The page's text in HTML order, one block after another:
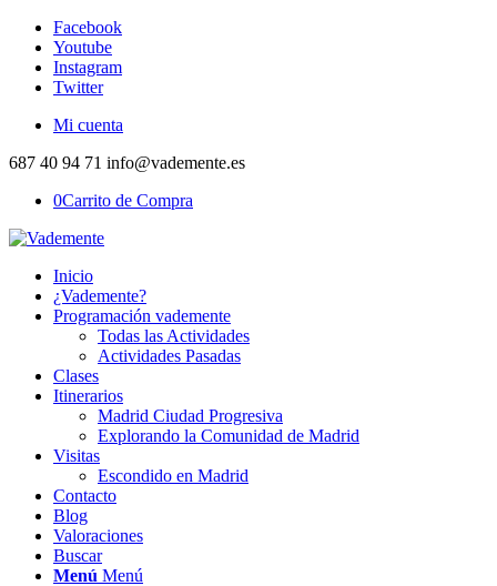
Facebook
Youtube
Instagram
Twitter
Mi cuenta
687 40 94 71 info@vademente.es
0Carrito de Compra
Inicio
¿Vademente?
Programación vademente
Todas las Actividades
Actividades Pasadas
Clases
Itinerarios
Madrid Ciudad Progresiva
Explorando la Comunidad de Madrid
Visitas
Escondido en Madrid
Contacto
Blog
Valoraciones
Buscar
Menú Menú